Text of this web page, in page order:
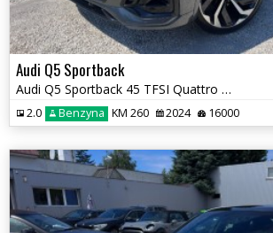
Audi Q5 Sportback
Audi Q5 Sportback 45 TFSI Quattro S-Line Coupe LIFT
2.0 Benzyna KM 260 2024 16000